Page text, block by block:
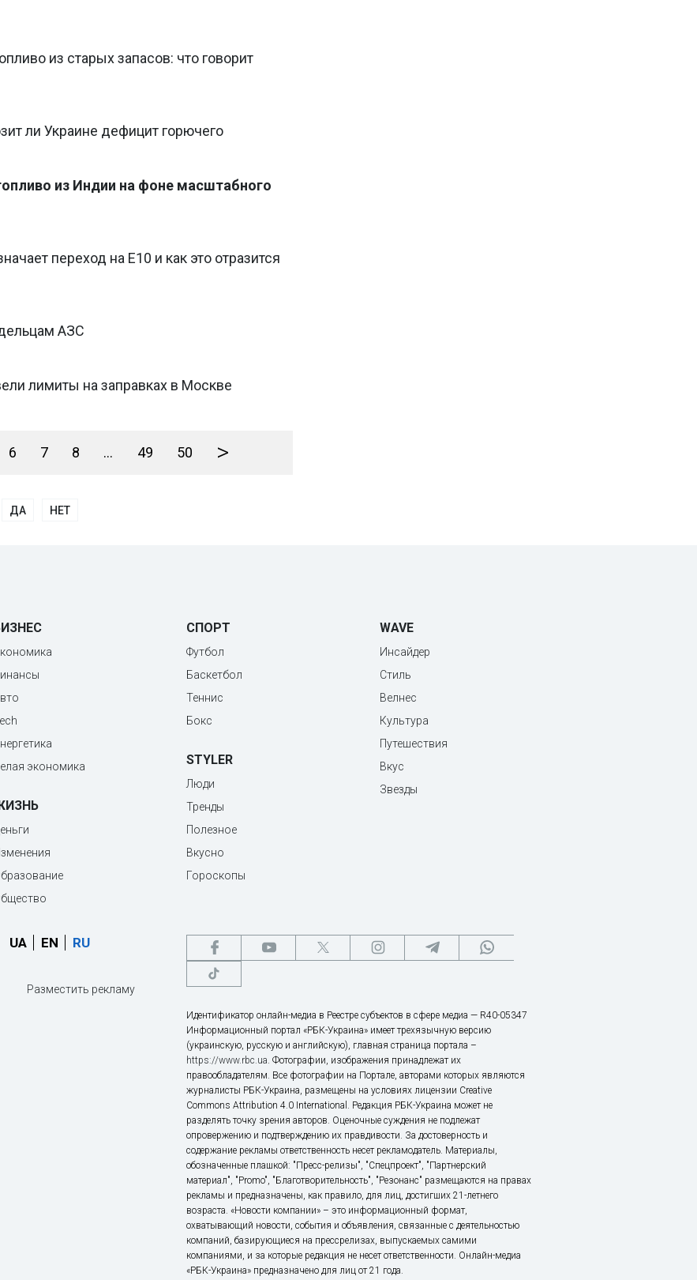
из старых запасов: что говорит
ли Украине дефицит горючего
из Индии на фоне масштабного
переход на Е10 и как это отразится
АЗС
лимиты на заправках в Москве
6 7 8 ... 49 50 >
ДА НЕТ
экономика
СПОРТ
Футбол
Баскетбол
Теннис
Бокс
STYLER
Люди
Тренды
Полезное
Вкусно
Гороскопы
WAVE
Инсайдер
Стиль
Велнес
Культура
Путешествия
Вкус
Звезды
UA EN RU
Разместить рекламу
Идентификатор онлайн-медиа в Реестре субъектов в сфере медиа — R40-05347
Информационный портал «РБК-Украина» имеет трехязычную версию
(украинскую, русскую и английскую), главная страница портала –
https://www.rbc.ua. Фотографии, изображения принадлежат их
правообладателям. Все фотографии на Портале, авторами которых являются
журналисты РБК-Украина, размещены на условиях лицензии Creative
Commons Attribution 4.0 International. Редакция РБК-Украина может не
разделять точку зрения авторов. Оценочные суждения не подлежат
опровержению и подтверждению их правдивости. За достоверность и
содержание рекламы ответственность несет рекламодатель. Материалы,
обозначенные плашкой: "Пресс-релизы", "Спецпроект", "Партнерский
материал", "Promo", "Благотворительность", "Резонанс" размещаются на правах
рекламы и предназначены, как правило, для лиц, достигших 21-летнего
возраста. «Новости компании» – это информационный формат,
охватывающий новости, события и объявления, связанные с деятельностью
компаний, базирующиеся на прессрелизах, выпускаемых самими
компаниями, и за которые редакция не несет ответственности. Онлайн-медиа
«РБК-Украина» предназначено для лиц от 21 года.